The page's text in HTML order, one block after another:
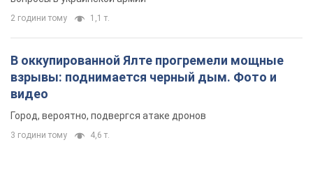
2 години тому 1,1 т.
В оккупированной Ялте прогремели мощные
взрывы: поднимается черный дым. Фото и
видео
Город, вероятно, подвергся атаке дронов
3 години тому 4,6 т.